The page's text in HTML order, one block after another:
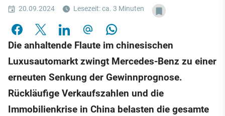
20.09.2024 Lesezeit: ca. 3 Minuten
Die anhaltende Flaute im chinesischen
Luxusautomarkt zwingt Mercedes-Benz zu einer
erneuten Senkung der Gewinnprognose.
Rückläufige Verkaufszahlen und die
Immobilienkrise in China belasten die gesamte